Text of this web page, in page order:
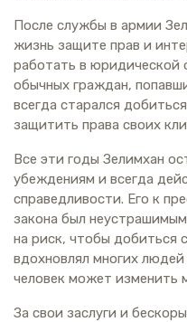
После службы в армии
жизнь защите прав и
работать в юридической
обычных граждан,
всегда старался
защитить права своих
Все эти годы Зелимхан
убеждениям и всегда
справедливости. Его к
закона был
на риск, чтобы добиться
вдохновлял многих
человек может изменить
За свои заслуги и